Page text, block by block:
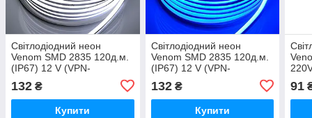
Світлодіодний неон
Venom SMD 2835 120д.м.
(IP67) 12 V (VPN-
283512012-W) білий Білий
132 ₴
Купити
Світлодіодний неон
Venom SMD 2835 120д.м.
(IP67) 12 V (VPN-
132₴
Купити
RGB
91